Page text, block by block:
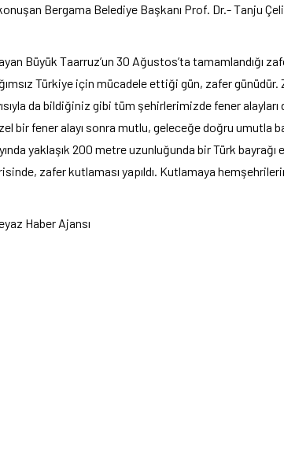
Bergama Belediye Başkanı Prof. Dr.- Tanju
Büyük Taarruz’un 30 Ağustos’ta tamamlandığı
Türkiye için mücadele ettiği gün, zafer
da bildiğiniz gibi tüm şehirlerimizde fener alayları
bir fener alayı sonra mutlu, geleceğe doğru
yaklaşık 200 metre uzunluğunda bir Türk bayrağı
zafer kutlaması yapıldı. Kutlamaya
Haber Ajansı
Spor Kulübüne yeni
tahsis edildi